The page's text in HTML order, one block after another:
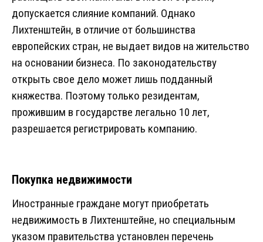
допускается слияние компаний. Однако
Лихтенштейн, в отличие от большинства
европейских стран, не выдает видов на жительство
на основании бизнеса. По законодательству
открыть свое дело может лишь подданный
княжества. Поэтому только резидентам,
прожившим в государстве легально 10 лет,
разрешается регистрировать компанию.
Покупка недвижимости
Иностранные граждане могут приобретать
недвижимость в Лихтенштейне, но специальным
указом правительства установлен перечень